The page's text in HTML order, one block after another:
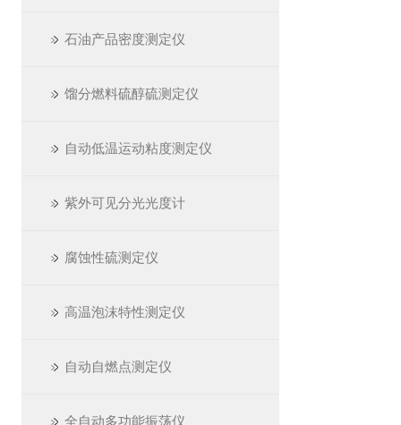
石油产品密度测定仪
馏分燃料硫醇硫测定仪
自动低温运动粘度测定仪
紫外可见分光光度计
腐蚀性硫测定仪
高温泡沫特性测定仪
自动自燃点测定仪
全自动多功能振荡仪